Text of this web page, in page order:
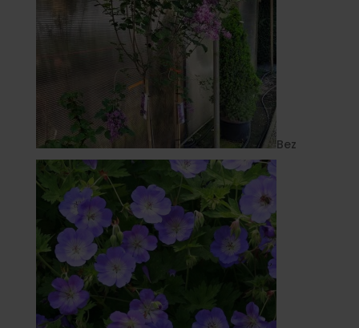
Bez